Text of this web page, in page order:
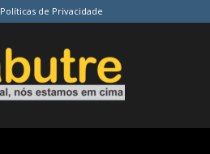
Políticas de Privacidade